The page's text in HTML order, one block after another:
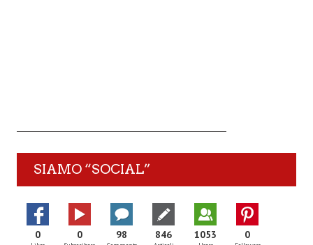
SIAMO “SOCIAL”
0 0 98 846 1053 0